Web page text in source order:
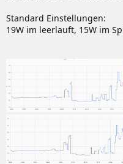
Standard Einstellungen:
19W im leerlauft, 15W im